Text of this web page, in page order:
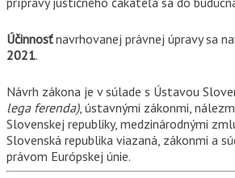
Účinnosťnavrhovanej právnej úpravy sa
2021.
Návrh zákona je v súlade s Ústavou
lega ferenda), ústavnými zákonmi,
Slovenskej republiky, medzinárodnými
Slovenská republika viazaná, zákonmi a
právom Európskej únie.